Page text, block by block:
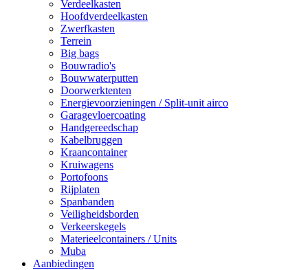
Verdeelkasten
Hoofdverdeelkasten
Zwerfkasten
Terrein
Big bags
Bouwradio's
Bouwwaterputten
Doorwerktenten
Energievoorzieningen / Split-unit airco
Garagevloercoating
Handgereedschap
Kabelbruggen
Kraancontainer
Kruiwagens
Portofoons
Rijplaten
Spanbanden
Veiligheidsborden
Verkeerskegels
Materieelcontainers / Units
Muba
Aanbiedingen